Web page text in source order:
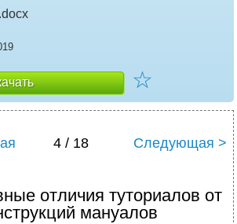
.docx
☆
4 / 18 Следующая >
отличия туториалов от
мануалов